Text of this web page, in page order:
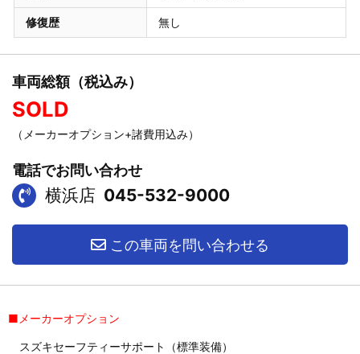
修復歴 無し
車両総額（税込み）
SOLD
（メーカーオプション+諸費用込み）
電話でお問い合わせ
横浜店 045-532-9000
この車両を問い合わせる
■メーカーオプション
スズキセーフティーサポート（標準装備）